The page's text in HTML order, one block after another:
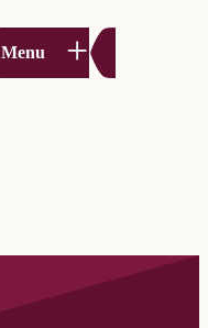
Menu +